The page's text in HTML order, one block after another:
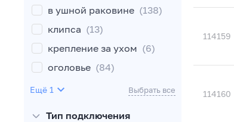
в ушной раковине (138)
клипса (13)
крепление за ухом (6)
оголовье (84)
шейный обод
(3)
Eщё 1 Выбрать все
Тип подключения
114159
114160